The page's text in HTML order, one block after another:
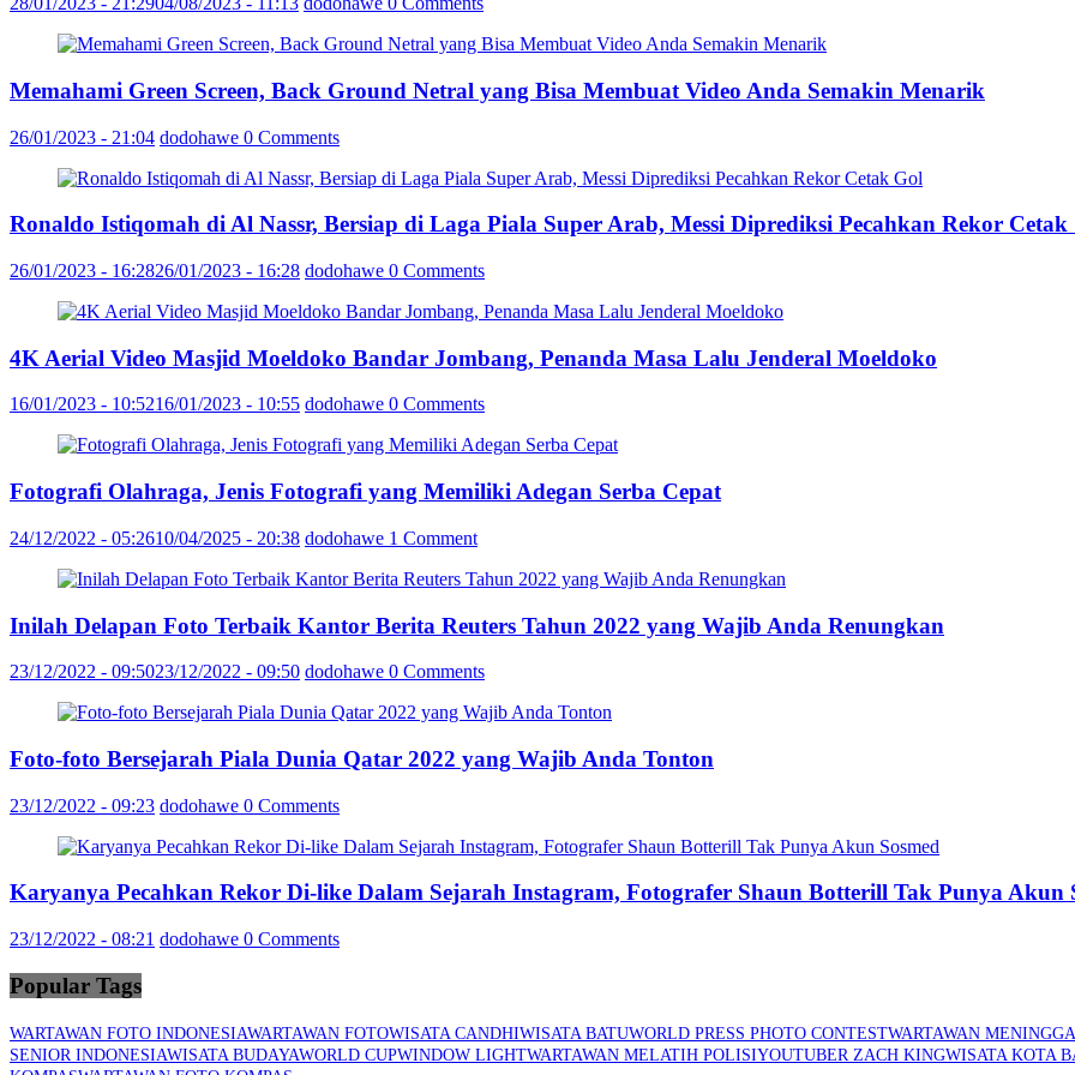
Memahami Green Screen, Back Ground Netral yang Bisa Membuat Video Anda Semakin Menarik
26/01/2023 - 21:04 dodohawe 0 Comments
Ronaldo Istiqomah di Al Nassr, Bersiap di Laga Piala Super Arab, Messi Diprediksi Pecahkan Rekor Cetak
26/01/2023 - 16:2826/01/2023 - 16:28 dodohawe 0 Comments
4K Aerial Video Masjid Moeldoko Bandar Jombang, Penanda Masa Lalu Jenderal Moeldoko
16/01/2023 - 10:5216/01/2023 - 10:55 dodohawe 0 Comments
Fotografi Olahraga, Jenis Fotografi yang Memiliki Adegan Serba Cepat
24/12/2022 - 05:2610/04/2025 - 20:38 dodohawe 1 Comment
Inilah Delapan Foto Terbaik Kantor Berita Reuters Tahun 2022 yang Wajib Anda Renungkan
23/12/2022 - 09:5023/12/2022 - 09:50 dodohawe 0 Comments
Foto-foto Bersejarah Piala Dunia Qatar 2022 yang Wajib Anda Tonton
23/12/2022 - 09:23 dodohawe 0 Comments
Karyanya Pecahkan Rekor Di-like Dalam Sejarah Instagram, Fotografer Shaun Botterill Tak Punya Akun
23/12/2022 - 08:21 dodohawe 0 Comments
Popular Tags
WARTAWAN FOTO INDONESIAWARTAWAN FOTOWISATA CANDHIWISATA BATUWORLD PRESS PHOTO CONTESTWARTAWAN
SENIOR INDONESIAWISATA BUDAYAWORLD CUPWINDOW LIGHTWARTAWAN MELATIH POLISIYOUTUBER ZACH KINGWISATA KOTA